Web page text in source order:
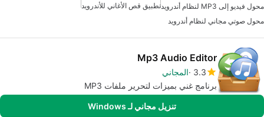
محول فيديو إلى MP3 لنظام أندرويد
تطبيق قص الأغاني للأندرويد
محول صوتي مجاني لنظام أندرويد
Mp3 Audio Editor
3.3 المجاني
برنامج غني بميزات لتحرير ملفات MP3
تنزيل مجاني لـ Windows